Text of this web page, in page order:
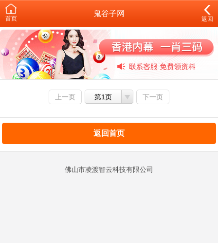
首页
鬼谷子网
返回
上一页 第1页 下一页
返回首页
佛山市凌渡智云科技有限公司